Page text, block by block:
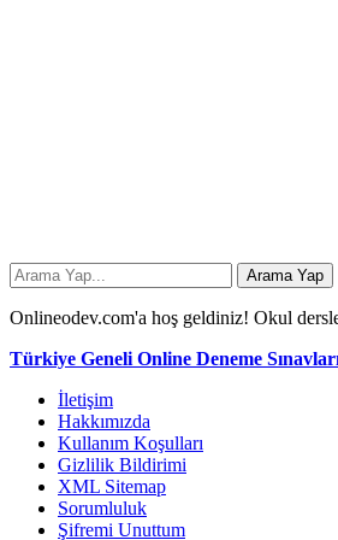
Onlineodev.com'a hoş geldiniz! Okul
Türkiye Geneli Online Deneme
İletişim
Hakkımızda
Kullanım Koşulları
Gizlilik Bildirimi
XML Sitemap
Sorumluluk
Şifremi Unuttum